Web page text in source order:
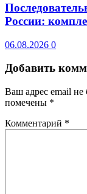
России:
06.08.2026 0
Добавить
Ваш адрес email не
помечены *
Комментарий *